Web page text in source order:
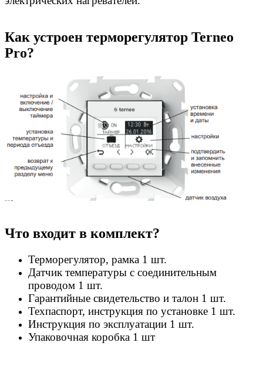
Как устроен терморегулятор Terneo
Pro?
Что входит в комплект?
Терморегулятор, рамка 1 шт.
Датчик температуры с соединительным
проводом 1 шт.
Гарантийные свидетельство и талон 1 шт.
Техпаспорт, инструкция по установке 1 шт.
Инструкция по эксплуатации 1 шт.
Упаковочная коробка 1 шт